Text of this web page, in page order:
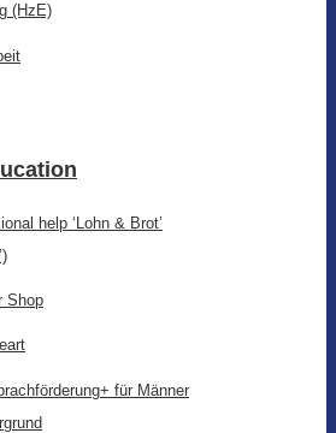
(HzE)
help ‘Lohn & Brot’
Shop
für Männer